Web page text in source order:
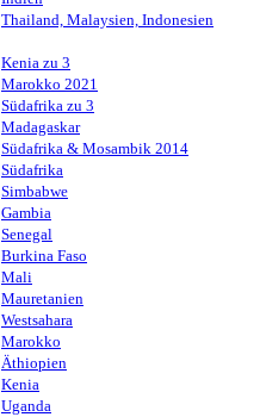
Thailand, Malaysien, Indonesien
Kenia zu 3
Marokko 2021
Südafrika zu 3
Madagaskar
Südafrika & Mosambik 2014
Südafrika
Simbabwe
Gambia
Senegal
Burkina Faso
Mali
Mauretanien
Westsahara
Marokko
Äthiopien
Kenia
Uganda